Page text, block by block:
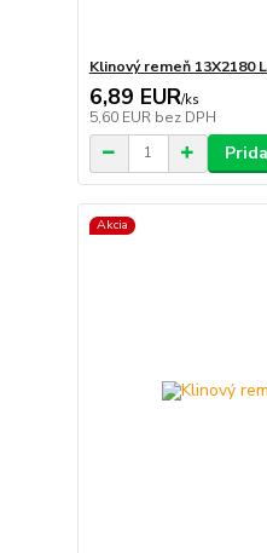
Klinový remeň 13X2180
6,89 EUR/ks
5,60 EUR bez DPH
Akcia